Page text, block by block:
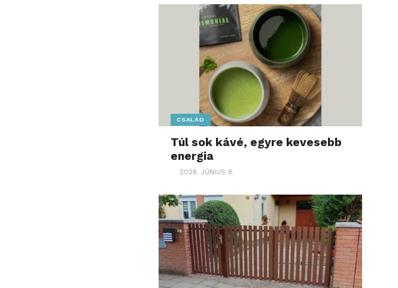
CSALÁD
Túl sok kávé, egyre kevesebb
energia
2026. JÚNIUS 8.